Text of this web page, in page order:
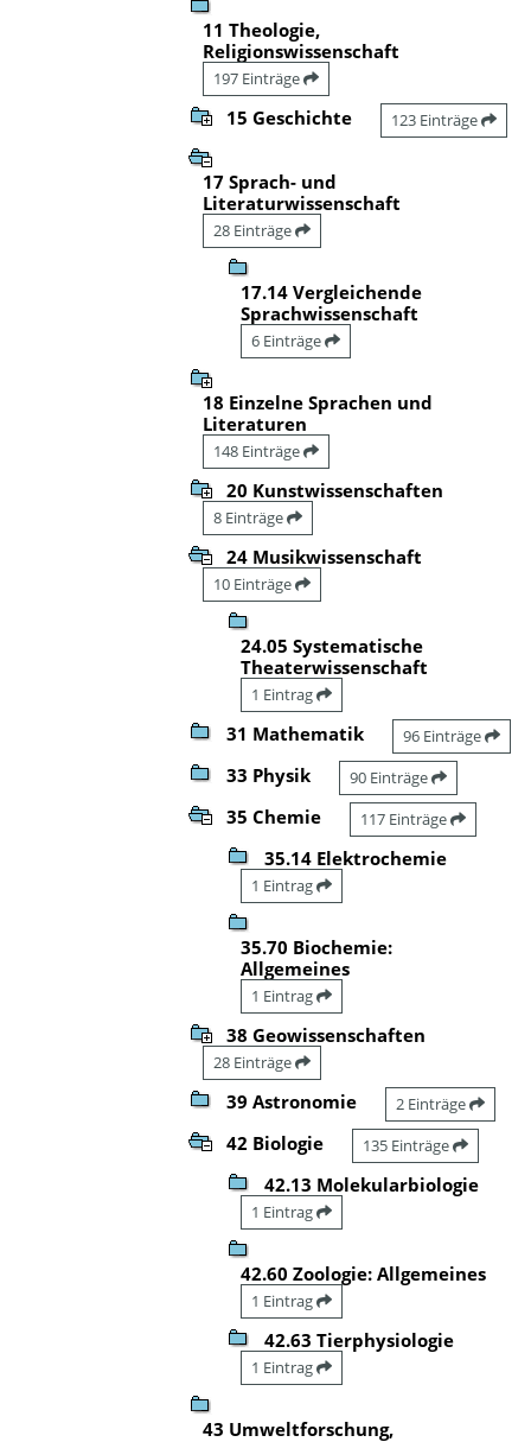
11 Theologie,
Religionswissenschaft
197 Einträge
15 Geschichte 123 Einträge
17 Sprach- und
Literaturwissenschaft
28 Einträge
17.14 Vergleichende
Sprachwissenschaft
6 Einträge
18 Einzelne Sprachen und
Literaturen
148 Einträge
20 Kunstwissenschaften
8 Einträge
24 Musikwissenschaft
10 Einträge
24.05 Systematische
Theaterwissenschaft
1 Eintrag
31 Mathematik 96 Einträge
33 Physik 90 Einträge
35 Chemie 117 Einträge
35.14 Elektrochemie
1 Eintrag
35.70 Biochemie:
Allgemeines
1 Eintrag
38 Geowissenschaften
28 Einträge
39 Astronomie 2 Einträge
42 Biologie 135 Einträge
42.13 Molekularbiologie
1 Eintrag
42.60 Zoologie: Allgemeines
1 Eintrag
42.63 Tierphysiologie
1 Eintrag
43 Umweltforschung,